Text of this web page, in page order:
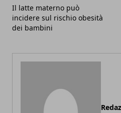
Il latte materno può
incidere sul rischio obesità
dei bambini